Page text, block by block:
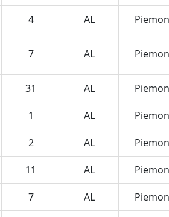
4 AL
7 AL
31 AL
1 AL
2 AL
11 AL
7 AL